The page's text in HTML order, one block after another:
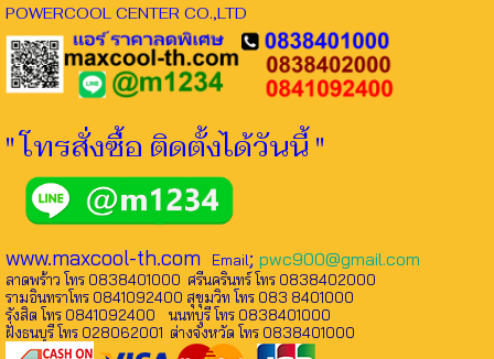
POWERCOOL CENTER CO.,LTD
" โทรสั่งซื้อ ติดตั้งได้วันนี้ "
www.maxcool-th.com Email; pwc900@gmail.com
ลาดพร้าว โทร 0838401000 ศรีนครินทร์ โทร 0838402000
รามอินทราโทร 0841092400 สุขุมวิท โทร 083 8401000
รังสิต โทร 0841092400 นนทบุรี โทร 0838401000
ฝั่งธนบุรี โทร 028062001 ต่างจังหวัด โทร 0838401000